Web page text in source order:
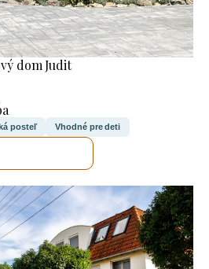
dom Judit
posteľ Vhodné pre deti